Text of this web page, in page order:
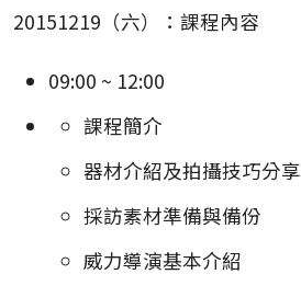
20151219（六）：課程內容
09:00 ~ 12:00
課程簡介
器材介紹及拍攝技巧分享
採訪素材準備與備份
威力導演基本介紹